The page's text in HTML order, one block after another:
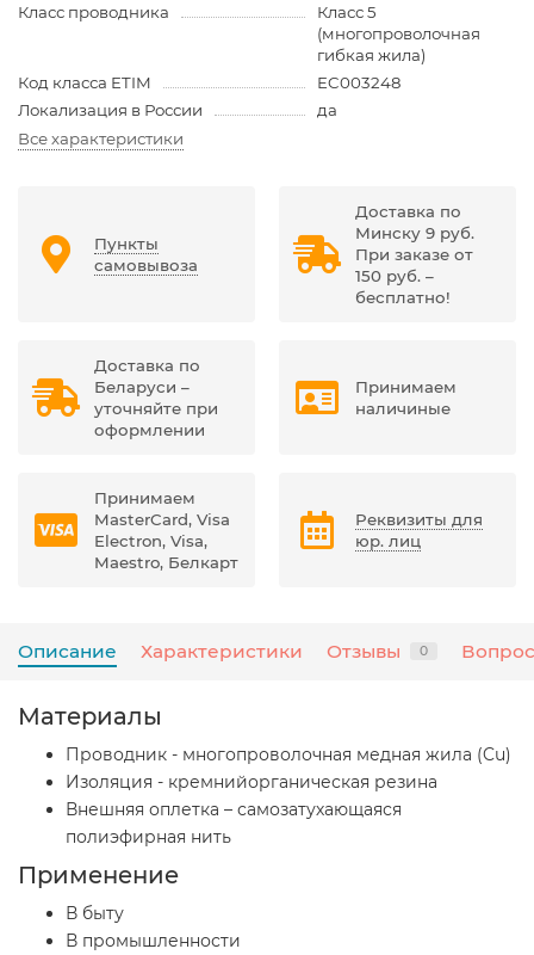
Класс проводника
Класс 5
(многопроволочная
гибкая жила)
Код класса ETIM
EC003248
Локализация в России
да
Все характеристики
Пункты
самовывоза
Доставка по
Минску 9 руб.
При заказе от
150 руб. –
бесплатно!
Доставка по
Беларуси –
уточняйте при
оформлении
Принимаем
наличиные
Принимаем
MasterCard, Visa
Electron, Visa,
Maestro, Белкарт
Реквизиты для
юр. лиц
Описание Характеристики Отзывы 0
Материалы
Проводник - многопроволочная медная жила (Cu)
Изоляция - кремнийорганическая резина
Внешняя оплетка – самозатухающаяся
полиэфирная нить
Применение
В быту
В промышленности